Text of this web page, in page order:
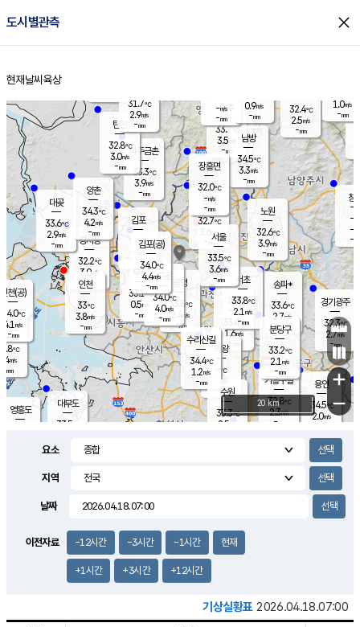
도시별관측 close
홈
현재날씨 육상
의도
℃
m/s
mm
영흥도
양주
33.7℃
3.5
-mm
과천
33.4℃
1.6m/s
- mm
용인
34.5℃
2.0m/s
경기광주
32.3℃
2.7m/s
-mm
2.7m/s
대부도
33.5
경서동
32.2℃
3.0m/s
-mm
파주금촌
33.3℃
3.9m/s
-mm
32.4℃
2.5m/s
-mm
대곶
33.6℃
2.9m/s
-mm
창
-
-m/
-
탄현
32.8℃
3.0m/s
-mm
1.0m/s
-mm
의왕
- ℃
m/s
mm
김포
- ℃
-m/s
mm
광명
33.8 ℃
2.4 m/s
-mm
부천
33.1℃
0.5m/s
-mm
양촌
34.3℃
4.2m/s
-mm
구로
34.0℃
4.0m/s
-mm
은평
32.7℃
3.6 m/s
- mm
노원
32.6℃
3.9m/s
-mm
송파*
33.6℃
2.7m/s
-mm
서초
33.8℃
2.1 m/s
-mm
남방
34.5℃
3.3m/s
-mm
기흥구갈
32.8℃
2.3m/s
-
수리산길
34.4℃
1.2m/s
-mm
분당구
33.2℃
2.1 m/s
-mm
장흥면
32.0℃
-m/s
-mm
-m/s
-mm
인천(공)
34.0℃
4.1 m/s
-mm
김포(공)
34.0℃
4.4m/s
-mm
수원
33.3℃
2.5 m/s
인천
33℃
3.8m/s
-mm
서울
33.5℃
3.6m/s
-mm
31.7℃
2.9m/s
-mm
0.9m/s
-mm
+
−
20 km
요소
지역
날짜
이전자료 -12시간 -3시간 -1시간 현재
+1시간 +3시간 +12시간
기상실황표 2026.04.18.07:00